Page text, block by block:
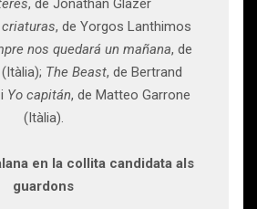
, de Jonathan Glazer
, de Yorgos Lanthimos
nos quedará un mañana, de
The Beast, de Bertrand
Yo capitán, de Matteo Garrone
(Itàlia).
en la collita candidata als
guardons